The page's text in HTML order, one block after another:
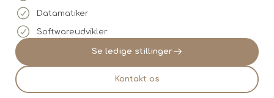
Datamatiker
Softwareudvikler
Se ledige stillinger
Kontakt os